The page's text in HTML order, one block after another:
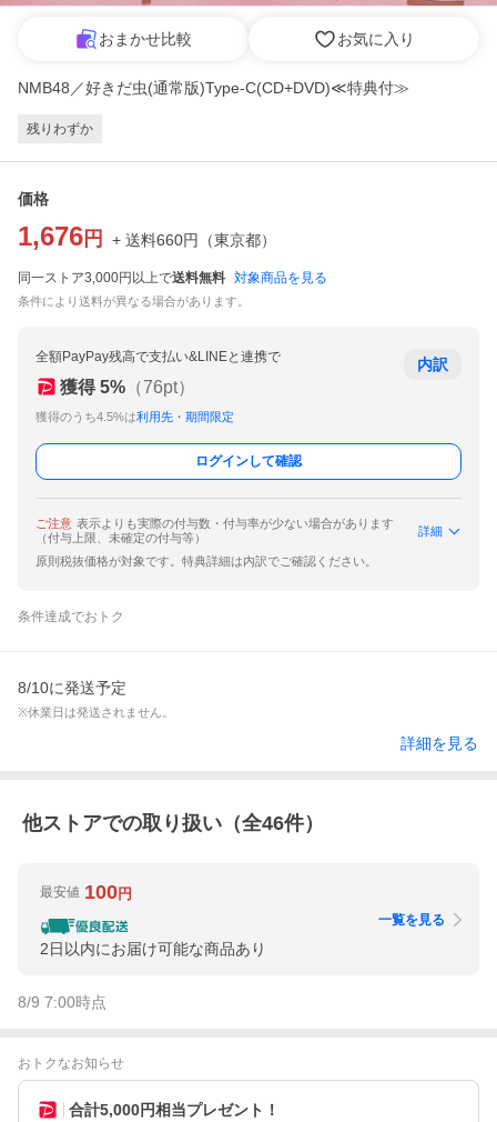
おまかせ比較 お気に入り
NMB48／好きだ虫(通常版)Type-C(CD+DVD)≪特典付≫
残りわずか
価格
1,676 円 + 送料660円 （東京都）
同一ストア3,000円以上で送料無料 対象商品を見る
条件により送料が異なる場合があります。
全額PayPay残高で支払い&LINEと連携で
獲得 5% （76pt）
獲得のうち4.5%は利用先・期間限定
内訳
ログインして確認
ご注意 表示よりも実際の付与数・付与率が少ない場合があります
（付与上限、未確定の付与等）
詳細
原則税抜価格が対象です。特典詳細は内訳でご確認ください。
条件達成でおトク
8/10に発送予定
※休業日は発送されません。
詳細を見る
他ストアでの取り扱い（全46件）
最安値 100円
2日以内にお届け可能な商品あり
一覧を見る
8/9 7:00時点
おトクなお知らせ
合計5,000円相当プレゼント！